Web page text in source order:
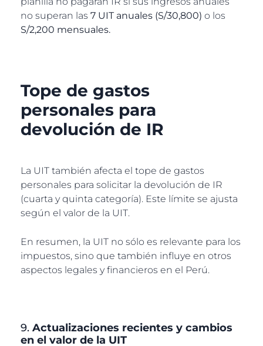
no superan las 7 UIT anuales (S/30,800) o los
S/2,200 mensuales.
Tope de gastos
personales para
devolución de IR
La UIT también afecta el tope de gastos
personales para solicitar la devolución de IR
(cuarta y quinta categoría). Este límite se ajusta
según el valor de la UIT.
En resumen, la UIT no sólo es relevante para los
impuestos, sino que también influye en otros
aspectos legales y financieros en el Perú.
9. Actualizaciones recientes y cambios
en el valor de la UIT